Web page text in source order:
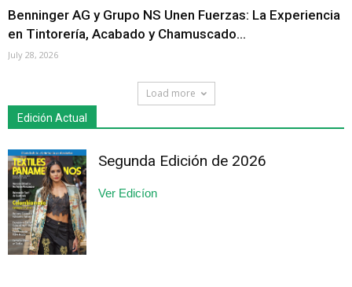
Benninger AG y Grupo NS Unen Fuerzas: La Experiencia
en Tintorería, Acabado y Chamuscado...
July 28, 2026
Load more
Edición Actual
Segunda Edición de 2026
Ver Edicíon